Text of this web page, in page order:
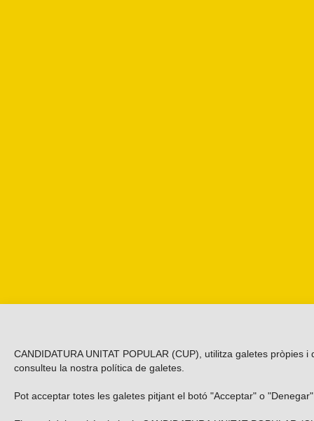
CANDIDATURA UNITAT POPULAR (CUP), utilitza galetes
consulteu la nostra política de galetes
Pot acceptar totes les galetes pitjant el botó "Acceptar" o